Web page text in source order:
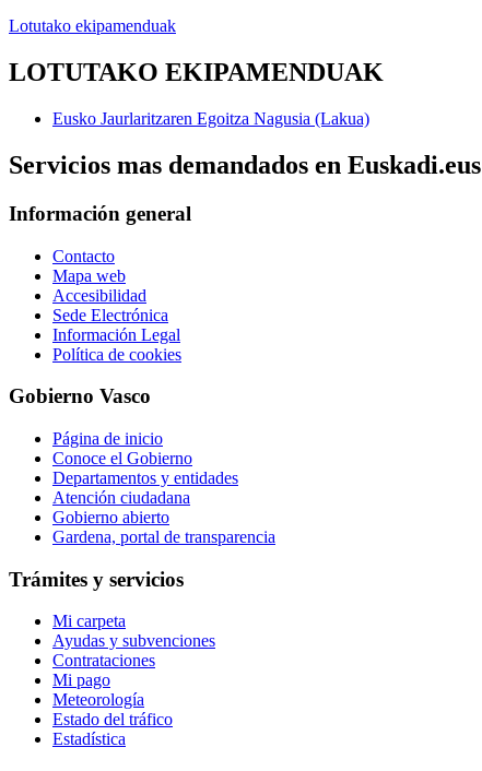
Lotutako ekipamenduak
LOTUTAKO EKIPAMENDUAK
Eusko Jaurlaritzaren Egoitza Nagusia (Lakua)
Servicios mas demandados en Euskadi.eus
Información general
Contacto
Mapa web
Accesibilidad
Sede Electrónica
Información Legal
Política de cookies
Gobierno Vasco
Página de inicio
Conoce el Gobierno
Departamentos y entidades
Atención ciudadana
Gobierno abierto
Gardena, portal de transparencia
Trámites y servicios
Mi carpeta
Ayudas y subvenciones
Contrataciones
Mi pago
Meteorología
Estado del tráfico
Estadística